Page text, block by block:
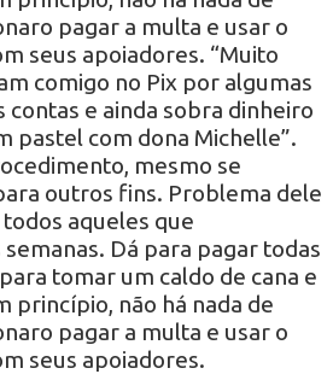
pagar a multa e usar o
seus apoiadores. “Muito
comigo no Pix por algumas
contas e ainda sobra dinheiro
pastel com dona Michelle”.
mesmo se
outros fins. Problema dele
aqueles que
Dá para pagar todas
tomar um caldo de cana e
princípio, não há nada de
pagar a multa e usar o
seus apoiadores.